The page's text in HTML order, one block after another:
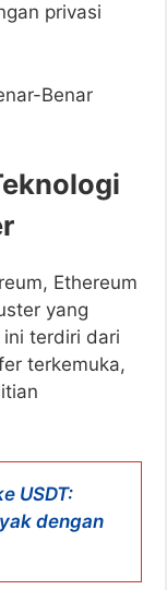
privasi
Benar
Ethereum
yang
ini terdiri dari
terkemuka,
USDT:
dengan